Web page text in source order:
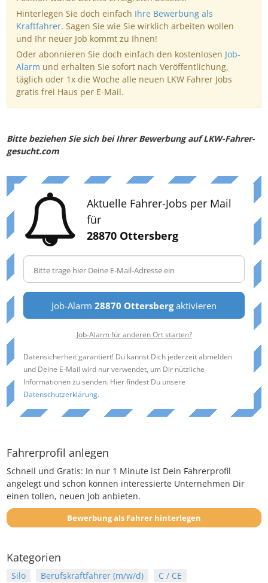
Hinterlegen Sie doch einfach Ihre Bewerbung als
Kraftfahrer. Sagen Sie wie Sie wirklich arbeiten wollen
und Ihr neuer Job kommt zu Ihnen!
Oder abonnieren Sie doch einfach den kostenlosen Job-
Alarm und erhalten Sie sofort nach Veröffentlichung,
täglich oder 1x die Woche alle neuen LKW Fahrer Jobs
gratis frei Haus per E-Mail.
Bitte beziehen Sie sich bei Ihrer Bewerbung auf LKW-Fahrer-
gesucht.com
Aktuelle Fahrer-Jobs per Mail
für
28870 Ottersberg
Job-Alarm 28870 Ottersbergaktivieren
Job-Alarm für anderen Ort starten?
Datensicherheit garantiert! Du kannst Dich jederzeit abmelden
und Deine E-Mail wird nur verwendet, um Dir nützliche
Informationen zu senden. Hier findest Du unsere
Datenschutzerklärung.
Fahrerprofil anlegen
Schnell und Gratis: In nur 1 Minute ist Dein Fahrerprofil
angelegt und schon können interessierte Unternehmen Dir
einen tollen, neuen Job anbieten.
Bewerbung als Fahrer hinterlegen
Kategorien
Silo Berufskraftfahrer (m/w/d)
C / CE